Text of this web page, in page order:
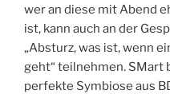
wer an diese mit Abend
ist, kann auch an der
„Absturz, was ist, wenn
geht“ teilnehmen. SMart
perfekte Symbiose aus